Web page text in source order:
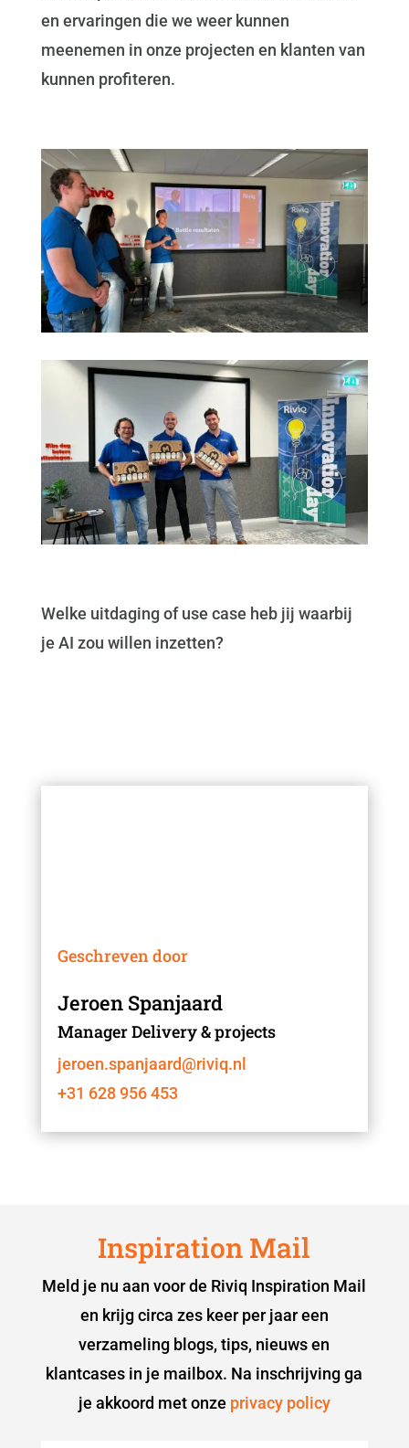
en ervaringen die we weer kunnen
meenemen in onze projecten en klanten van
kunnen profiteren.
Welke uitdaging of use case heb jij waarbij
je AI zou willen inzetten?
Geschreven door
Jeroen Spanjaard
Manager Delivery & projects
jeroen.spanjaard@riviq.nl
+31 628 956 453
Inspiration Mail
Meld je nu aan voor de Riviq Inspiration Mail
en krijg circa zes keer per jaar een
verzameling blogs, tips, nieuws en
klantcases in je mailbox. Na inschrijving ga
je akkoord met onze privacy policy